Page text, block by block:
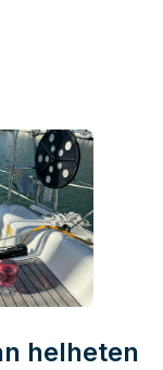
helheten